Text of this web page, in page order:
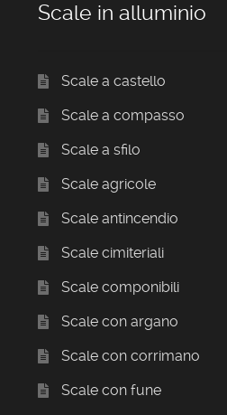
Scale in alluminio
Scale a castello
Scale a compasso
Scale a sfilo
Scale agricole
Scale antincendio
Scale cimiteriali
Scale componibili
Scale con argano
Scale con corrimano
Scale con fune